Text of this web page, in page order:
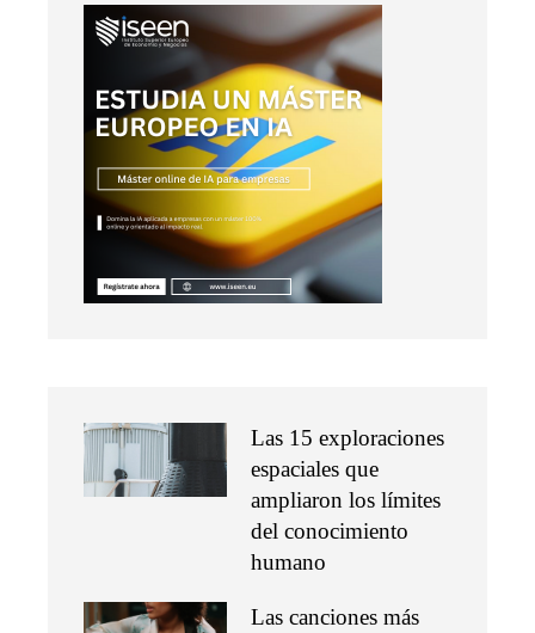
Las 15 exploraciones
espaciales que
ampliaron los límites
del conocimiento
humano
Las canciones más